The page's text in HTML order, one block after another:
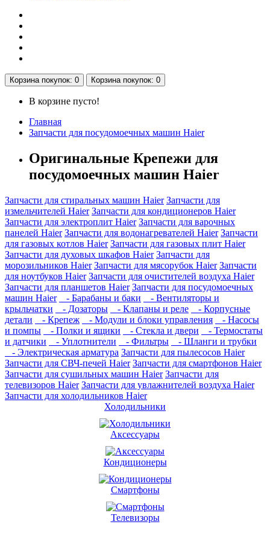
Корзинапокупок: 0 Корзинапокупок: 0
В корзине пусто!
Главная
Запчасти для посудомоечных машин Haier
Оригинальные Крепежи для
посудомоечных машин Haier
Запчасти для стиральных машин Haier Запчасти для
измельчителей Haier Запчасти для кондиционеров Haier
Запчасти для электроплит Haier Запчасти для варочных
панелей Haier Запчасти для водонагревателей Haier Запчасти
для газовых котлов Haier Запчасти для газовых плит Haier
Запчасти для духовых шкафов Haier Запчасти для
морозильников Haier Запчасти для мясорубок Haier Запчасти
для ноутбуков Haier Запчасти для очистителей воздуха Haier
Запчасти для планшетов Haier Запчасти для посудомоечных
машин Haier
- Барабаны и баки
- Вентиляторы и
крыльчатки
- Дозаторы - Клапаны и реле
- Корпусные
детали
- Крепеж - Модули и блоки управления
- Насосы
и помпы
- Полки и ящики - Стекла и двери
- Термостаты
и датчики
- Уплотнители - Фильтры
- Шланги и трубки
- Электрическая арматура Запчасти для пылесосов Haier
Запчасти для СВЧ-печей Haier Запчасти для смартфонов Haier
Запчасти для сушильных машин Haier Запчасти для
телевизоров Haier Запчасти для увлажнителей воздуха Haier
Запчасти для холодильников Haier
Холодильники
Аксессуары
Кондиционеры
Смартфоны
Телевизоры